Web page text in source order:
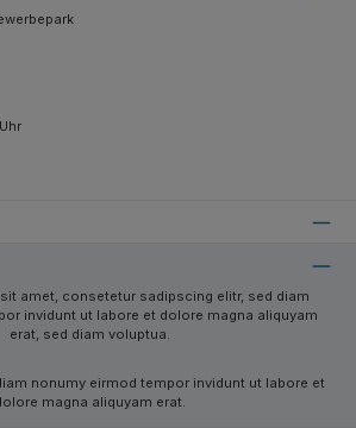
amet, consetetur sadipscing elitr, sed diam
invidunt ut labore et dolore magna aliquyam
erat, sed diam voluptua.
nonumy eirmod tempor invidunt ut labore et
magna aliquyam erat.